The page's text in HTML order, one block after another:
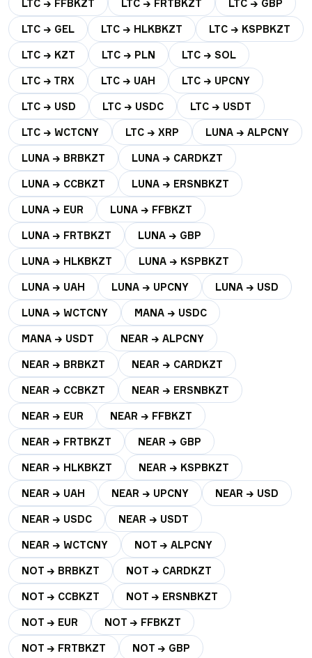
LTC → FFBKZT LTC → FRTBKZT LTC → GBP
LTC → GEL LTC → HLKBKZT LTC → KSPBKZT
LTC → KZT LTC → PLN LTC → SOL
LTC → TRX LTC → UAH LTC → UPCNY
LTC → USD LTC → USDC LTC → USDT
LTC → WCTCNY LTC → XRP LUNA → ALPCNY
LUNA → BRBKZT LUNA → CARDKZT
LUNA → CCBKZT LUNA → ERSNBKZT
LUNA → EUR LUNA → FFBKZT
LUNA → FRTBKZT LUNA → GBP
LUNA → HLKBKZT LUNA → KSPBKZT
LUNA → UAH LUNA → UPCNY LUNA → USD
LUNA → WCTCNY MANA → USDC
MANA → USDT NEAR → ALPCNY
NEAR → BRBKZT NEAR → CARDKZT
NEAR → CCBKZT NEAR → ERSNBKZT
NEAR → EUR NEAR → FFBKZT
NEAR → FRTBKZT NEAR → GBP
NEAR → HLKBKZT NEAR → KSPBKZT
NEAR → UAH NEAR → UPCNY NEAR → USD
NEAR → USDC NEAR → USDT
NEAR → WCTCNY NOT → ALPCNY
NOT → BRBKZT NOT → CARDKZT
NOT → CCBKZT NOT → ERSNBKZT
NOT → EUR NOT → FFBKZT
NOT → FRTBKZT NOT → GBP